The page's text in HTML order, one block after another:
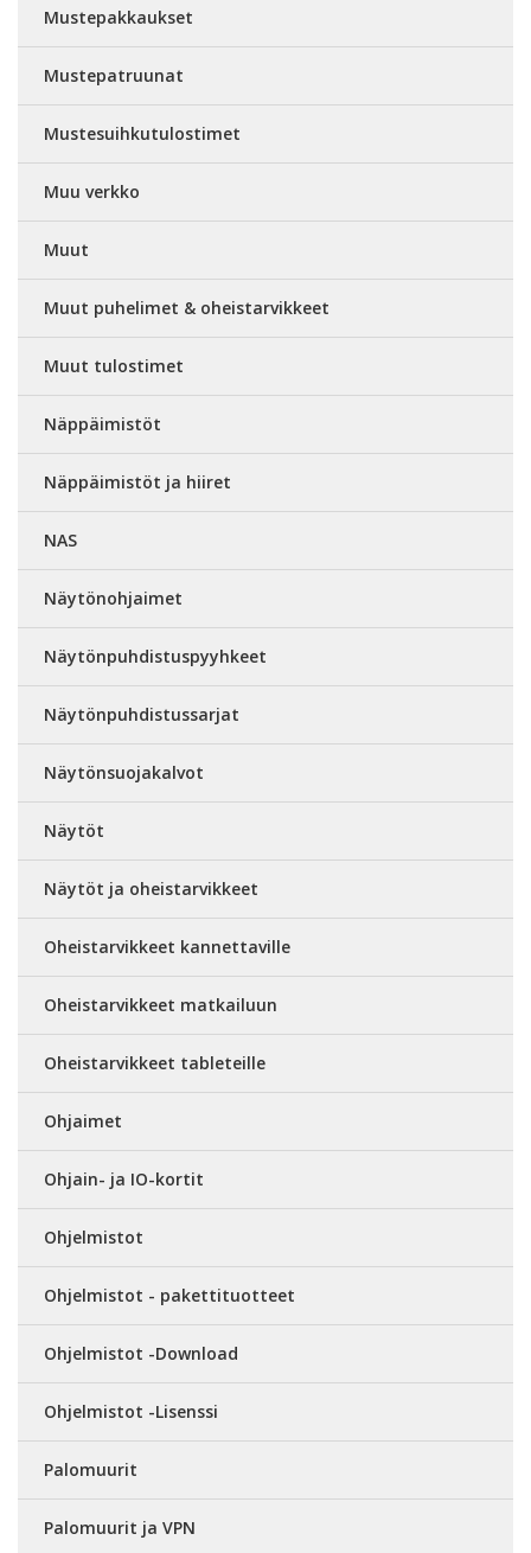
Mustepakkaukset
Mustepatruunat
Mustesuihkutulostimet
Muu verkko
Muut
Muut puhelimet & oheistarvikkeet
Muut tulostimet
Näppäimistöt
Näppäimistöt ja hiiret
NAS
Näytönohjaimet
Näytönpuhdistuspyyhkeet
Näytönpuhdistussarjat
Näytönsuojakalvot
Näytöt
Näytöt ja oheistarvikkeet
Oheistarvikkeet kannettaville
Oheistarvikkeet matkailuun
Oheistarvikkeet tableteille
Ohjaimet
Ohjain- ja IO-kortit
Ohjelmistot
Ohjelmistot - pakettituotteet
Ohjelmistot -Download
Ohjelmistot -Lisenssi
Palomuurit
Palomuurit ja VPN